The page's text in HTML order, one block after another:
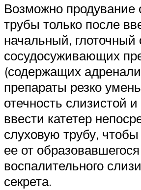
Возможно продувание
трубы только после
начальный, глоточный
сосудосуживающих
(содержащих
препараты резко
отечность слизистой
ввести катетер
слуховую трубу,
ее от образовавшегося
воспалительного
секрета.